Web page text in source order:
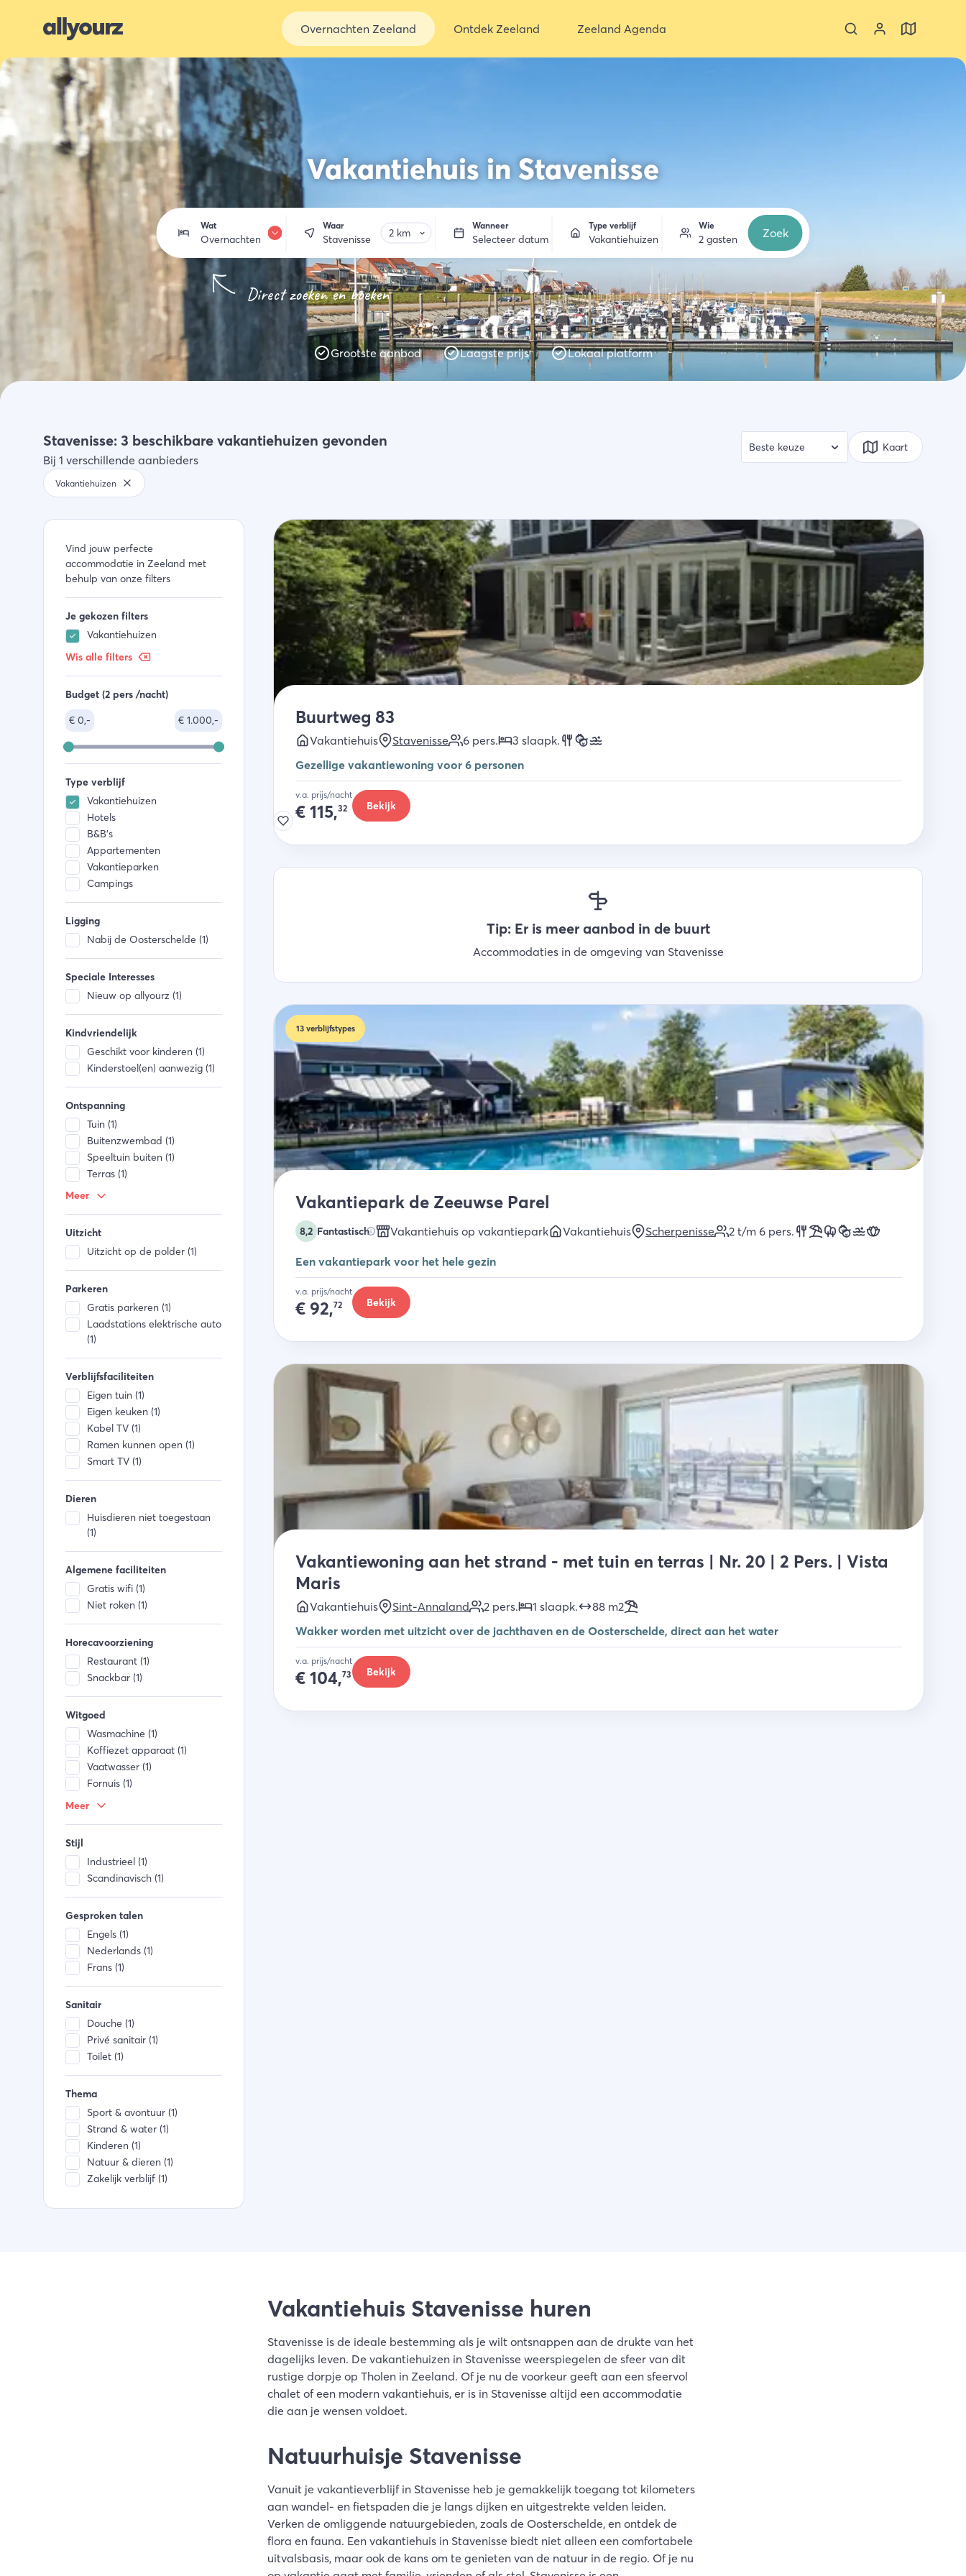
Overnachten Zeeland Ontdek Zeeland Zeeland Agenda
Vakantiehuis in Stavenisse
Wat
Overnachten
Overnachten
Winkelen
Waar
Stavenisse
Wanneer
Selecteer datum
Type verblijf
Vakantiehuizen
Wie
2 gasten Zoek
Direct zoeken en boeken
Grootste aanbod Laagste prijs Lokaal platform
Stavenisse: 3 beschikbare vakantiehuizen gevonden
Bij 1 verschillende aanbieders
Kaart
Vakantiehuizen
Vind jouw perfecte
accommodatie in Zeeland met
behulp van onze filters
Je gekozen filters
Vakantiehuizen
Wis alle filters
Budget (2 pers /nacht)
€ 0,- € 1.000,-
Type verblijf
Vakantiehuizen
Hotels
B&B's
Appartementen
Vakantieparken
Campings
Ligging
Nabij de Oosterschelde (1)
Speciale Interesses
Nieuw op allyourz (1)
Kindvriendelijk
Geschikt voor kinderen (1)
Kinderstoel(en) aanwezig (1)
Ontspanning
Tuin (1)
Buitenzwembad (1)
Speeltuin buiten (1)
Terras (1)
Jeu de boulesbaan (1)
Peuterbad (1)
Meer
Uitzicht
Uitzicht op de polder (1)
Parkeren
Gratis parkeren (1)
Laadstations elektrische auto
(1)
Verblijfsfaciliteiten
Eigen tuin (1)
Eigen keuken (1)
Kabel TV (1)
Ramen kunnen open (1)
Smart TV (1)
Dieren
Huisdieren niet toegestaan
(1)
Algemene faciliteiten
Gratis wifi (1)
Niet roken (1)
Horecavoorziening
Restaurant (1)
Snackbar (1)
Witgoed
Wasmachine (1)
Koffiezet apparaat (1)
Vaatwasser (1)
Fornuis (1)
Broodrooster (1)
Diepvries (1)
Meer
Stijl
Industrieel (1)
Scandinavisch (1)
Gesproken talen
Engels (1)
Nederlands (1)
Frans (1)
Sanitair
Douche (1)
Privé sanitair (1)
Toilet (1)
Thema
Sport & avontuur (1)
Strand & water (1)
Kinderen (1)
Natuur & dieren (1)
Zakelijk verblijf (1)
Buurtweg 83
Vakantiehuis Stavenisse 6 pers. 3 slaapk.
Gezellige vakantiewoning voor 6 personen
v.a. prijs/nacht
€ 115,32 Bekijk
Tip: Er is meer aanbod in de buurt
Accommodaties in de omgeving van Stavenisse
13 verblijfstypes
Vakantiepark de Zeeuwse Parel
8,2 Fantastisch Vakantiehuis op vakantiepark Vakantiehuis Scherpenisse 2 t/m 6 pers.
Een vakantiepark voor het hele gezin
v.a. prijs/nacht
€ 92,72 Bekijk
Vakantiewoning aan het strand - met tuin en terras | Nr. 20 | 2 Pers. | Vista
Maris
Vakantiehuis Sint-Annaland 2 pers. 1 slaapk. 88 m2
Wakker worden met uitzicht over de jachthaven en de Oosterschelde, direct aan het water
v.a. prijs/nacht
€ 104,73 Bekijk
Vakantiehuis Stavenisse huren
Stavenisse is de ideale bestemming als je wilt ontsnappen aan de drukte van het
dagelijks leven. De vakantiehuizen in Stavenisse weerspiegelen de sfeer van dit
rustige dorpje op Tholen in Zeeland. Of je nu de voorkeur geeft aan een sfeervol
chalet of een modern vakantiehuis, er is in Stavenisse altijd een accommodatie
die aan je wensen voldoet.
Natuurhuisje Stavenisse
Vanuit je vakantieverblijf in Stavenisse heb je gemakkelijk toegang tot kilometers
aan wandel- en fietspaden die je langs dijken en uitgestrekte velden leiden.
Verken de omliggende natuurgebieden, zoals de Oosterschelde, en ontdek de
flora en fauna. Een vakantiehuis in Stavenisse biedt niet alleen een comfortabele
uitvalsbasis, maar ook de kans om te genieten van de natuur in de regio. Of je nu